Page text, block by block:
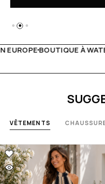
LIVRAISON
VÊTEMENTS